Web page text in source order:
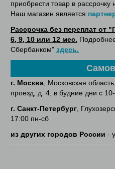
приобрести товар в
Наш магазин является
Рассрочка без переплат от
6, 9, 10 или 12 мес.
Сбербанком" здесь.
г. Москва, Московская
проезд, д. 4, в будние дни с
г. Санкт-Петербург,
17:00 пн-сб
из других городов России -